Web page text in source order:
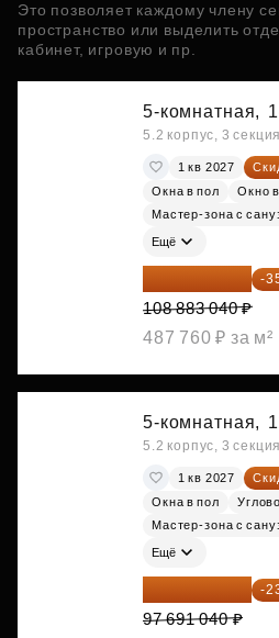
Это позволяет каждому члену
пространство или выделить
кабинет, игровую и пр.
5-комнатная,
5.2 корпус, 3
1 кв 2027
Окна в пол
Окно
Мастер-зона с
Ещё
70 773 976 ₽ -
108 883 040 ₽
487 760 ₽ за м²
5-комнатная,
5.2 корпус, 3
1 кв 2027
Окна в пол
Мастер-зона с
Ещё
75 222 101 ₽ -
97 691 040 ₽